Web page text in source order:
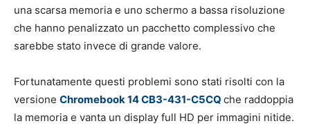
una scarsa memoria e uno schermo a bassa risoluzione
che hanno penalizzato un pacchetto complessivo che
sarebbe stato invece di grande valore.
Fortunatamente questi problemi sono stati risolti con la
versione Chromebook 14 CB3-431-C5CQ che raddoppia
la memoria e vanta un display full HD per immagini nitide.